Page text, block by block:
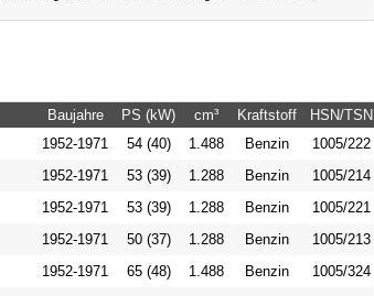
Baujahre PS (kW) cm³ Kraftstoff
HSN/TSN
1952-1971 54 (40) 1.488 Benzin
1005/222
1952-1971 53 (39) 1.288 Benzin
1005/214
1952-1971 53 (39) 1.288 Benzin
1005/221
1952-1971 50 (37) 1.288 Benzin
1005/213
1952-1971 65 (48) 1.488 Benzin
1005/324